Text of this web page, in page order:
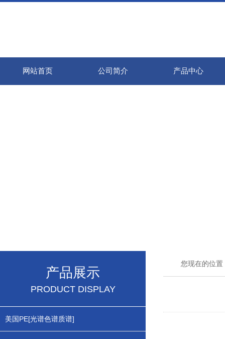
网站首页 公司简介 产品中心
产品展示
PRODUCT DISPLAY
美国PE[光谱色谱质谱]
您现在的位置